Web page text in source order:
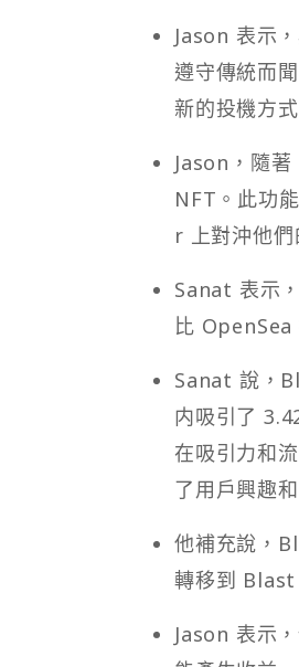
Jason 表示
遵守傳統而
新的投機方
Jason，隨
NFT。此功
r 上對沖他們
Sanat 表示
比 OpenSea
Sanat 說，
内吸引了
在吸引力和
了用戶興趣
他補充說，
轉移到 Blast
Jason 表示